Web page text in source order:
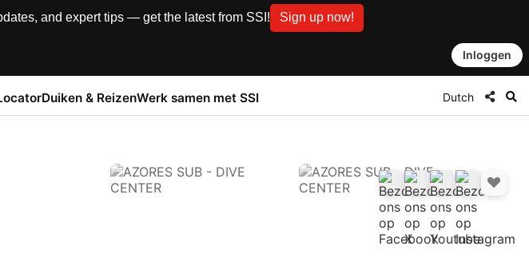
and expert tips — get the latest from SSI! Sign up now!
Inloggen
Duiken & ReizenWerk samen met SSI Dutch